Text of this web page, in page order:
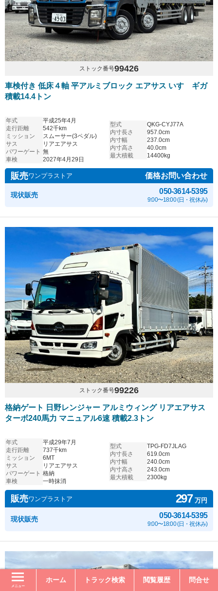
メニュー
ホーム トラック検索 閲覧履歴 問合せ
ストック番号99426
車検付き 低床４軸 平アルミブロック エアサス いすゞギガ
積載14.4トン
年式
平成25年4月
走行距離
542千km
ミッション
スムーサー(3ペダル)
サス
リアエアサス
パワーゲート 無
車検
2027年4月29日
型式
QKG-CYJ77A
内寸長さ
957.0cm
内寸幅
237.0cm
内寸高さ
40.0cm
最大積載
14400kg
販売ワンプラストア 価格お問い合わせ
現状販売 050-3614-5395
9:00〜18:00 (日・祝休み)
ストック番号99226
格納ゲート 日野レンジャー アルミウィング リアエアサス
ターボ240馬力 マニュアル6速 積載2.3トン
年式
平成29年7月
走行距離
737千km
ミッション
6MT
サス
リアエアサス
パワーゲート 格納
車検
一時抹消
型式
TPG-FD7JLAG
内寸長さ
619.0cm
内寸幅
240.0cm
内寸高さ
243.0cm
最大積載
2300kg
販売ワンプラストア 297 万円
現状販売 050-3614-5395
9:00〜18:00 (日・祝休み)